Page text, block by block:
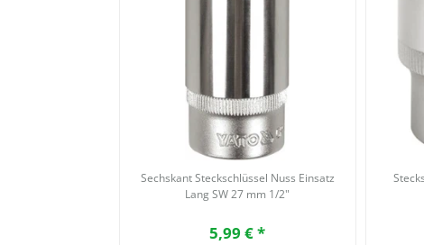
Sechskant Steckschlüssel Nuss Einsatz
Lang SW 27 mm 1/2"
5,99 € *